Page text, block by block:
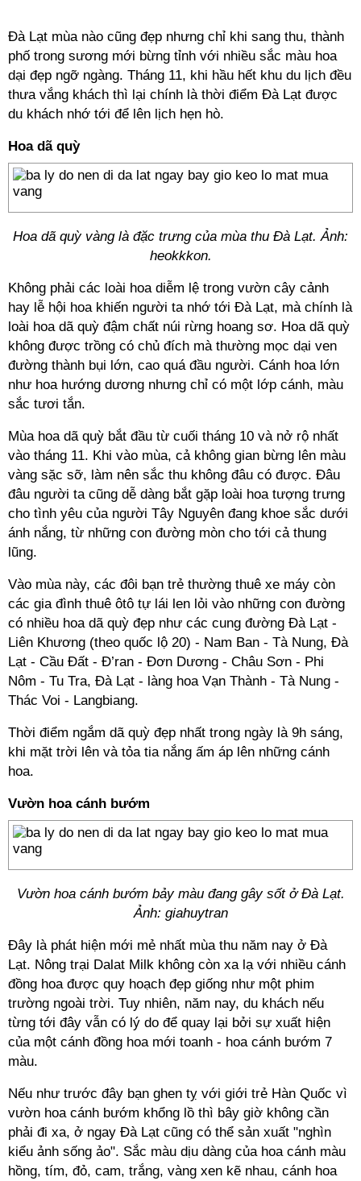
Đà Lạt mùa nào cũng đẹp nhưng chỉ khi sang thu, thành
phố trong sương mới bừng tỉnh với nhiều sắc màu hoa
dại đẹp ngỡ ngàng. Tháng 11, khi hầu hết khu du lịch đều
thưa vắng khách thì lại chính là thời điểm Đà Lạt được
du khách nhớ tới để lên lịch hẹn hò.
Hoa dã quỳ
Hoa dã quỳ vàng là đặc trưng của mùa thu Đà Lạt. Ảnh:
heokkkon.
Không phải các loài hoa diễm lệ trong vườn cây cảnh
hay lễ hội hoa khiến người ta nhớ tới Đà Lạt, mà chính là
loài hoa dã quỳ đậm chất núi rừng hoang sơ. Hoa dã quỳ
không được trồng có chủ đích mà thường mọc dại ven
đường thành bụi lớn, cao quá đầu người. Cánh hoa lớn
như hoa hướng dương nhưng chỉ có một lớp cánh, màu
sắc tươi tắn.
Mùa hoa dã quỳ bắt đầu từ cuối tháng 10 và nở rộ nhất
vào tháng 11. Khi vào mùa, cả không gian bừng lên màu
vàng sặc sỡ, làm nên sắc thu không đâu có được. Đâu
đâu người ta cũng dễ dàng bắt gặp loài hoa tượng trưng
cho tình yêu của người Tây Nguyên đang khoe sắc dưới
ánh nắng, từ những con đường mòn cho tới cả thung
lũng.
Vào mùa này, các đôi bạn trẻ thường thuê xe máy còn
các gia đình thuê ôtô tự lái len lỏi vào những con đường
có nhiều hoa dã quỳ đẹp như các cung đường Đà Lạt -
Liên Khương (theo quốc lộ 20) - Nam Ban - Tà Nung, Đà
Lạt - Cầu Đất - Đ’ran - Đơn Dương - Châu Sơn - Phi
Nôm - Tu Tra, Đà Lạt - làng hoa Vạn Thành - Tà Nung -
Thác Voi - Langbiang.
Thời điểm ngắm dã quỳ đẹp nhất trong ngày là 9h sáng,
khi mặt trời lên và tỏa tia nắng ấm áp lên những cánh
hoa.
Vườn hoa cánh bướm
Vườn hoa cánh bướm bảy màu đang gây sốt ở Đà Lạt.
Ảnh: giahuytran
Đây là phát hiện mới mẻ nhất mùa thu năm nay ở Đà
Lạt. Nông trại Dalat Milk không còn xa lạ với nhiều cánh
đồng hoa được quy hoạch đẹp giống như một phim
trường ngoài trời. Tuy nhiên, năm nay, du khách nếu
từng tới đây vẫn có lý do để quay lại bởi sự xuất hiện
của một cánh đồng hoa mới toanh - hoa cánh bướm 7
màu.
Nếu như trước đây bạn ghen tỵ với giới trẻ Hàn Quốc vì
vườn hoa cánh bướm khổng lồ thì bây giờ không cần
phải đi xa, ở ngay Đà Lạt cũng có thể sản xuất "nghìn
kiểu ảnh sống ảo". Sắc màu dịu dàng của hoa cánh màu
hồng, tím, đỏ, cam, trắng, vàng xen kẽ nhau, cánh hoa